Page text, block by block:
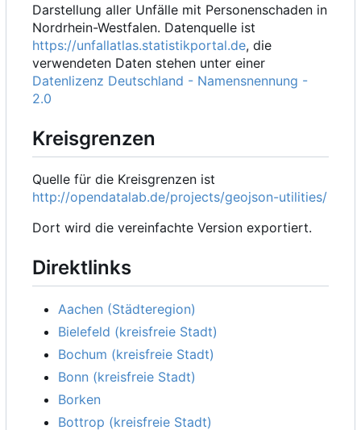
Darstellung aller Unfälle mit Personenschaden in
Nordrhein-Westfalen. Datenquelle ist
https://unfallatlas.statistikportal.de, die
verwendeten Daten stehen unter einer
Datenlizenz Deutschland - Namensnennung -
2.0
Kreisgrenzen
Quelle für die Kreisgrenzen ist
http://opendatalab.de/projects/geojson-utilities/
Dort wird die vereinfachte Version exportiert.
Direktlinks
Aachen (Städteregion)
Bielefeld (kreisfreie Stadt)
Bochum (kreisfreie Stadt)
Bonn (kreisfreie Stadt)
Borken
Bottrop (kreisfreie Stadt)